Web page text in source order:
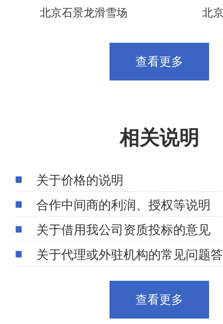
北京石景龙滑雪场 北
查看更多
相关说明
关于价格的说明
合作中间商的利润、授权等说明
关于借用我公司资质投标的意见
关于代理或外驻机构的常见问题
查看更多